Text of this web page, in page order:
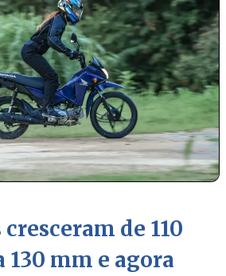
de 110
130 mm e agora